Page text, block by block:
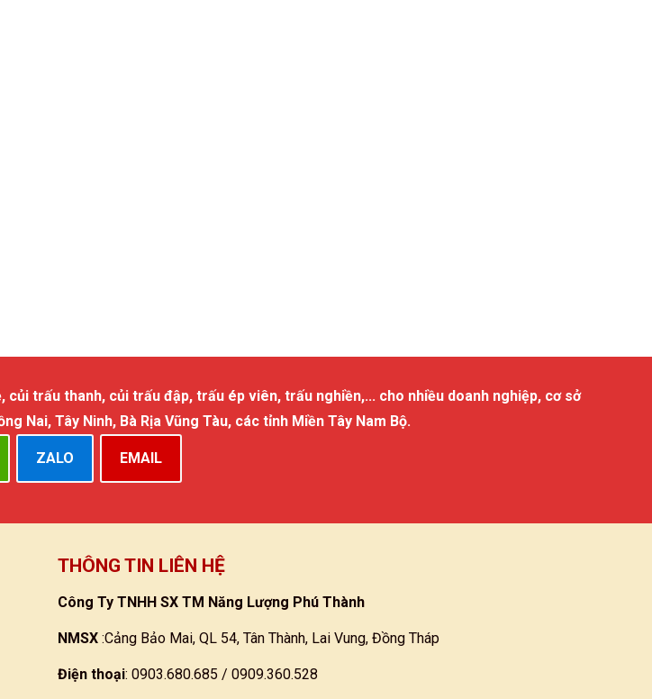
trấu thanh, củi trấu đập, trấu ép viên, trấu nghiền,... cho nhiều doanh nghiệp, cơ sở
Nai, Tây Ninh, Bà Rịa Vũng Tàu, các tỉnh Miền Tây Nam Bộ.
ZALO EMAIL
THÔNG TIN LIÊN HỆ
Công Ty TNHH SX TM Năng Lượng Phú Thành
NMSX :Cảng Bảo Mai, QL 54, Tân Thành, Lai Vung, Đồng Tháp
Điện thoại: 0903.680.685 / 0909.360.528